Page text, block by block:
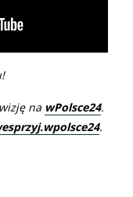
na wPolsce24.
.